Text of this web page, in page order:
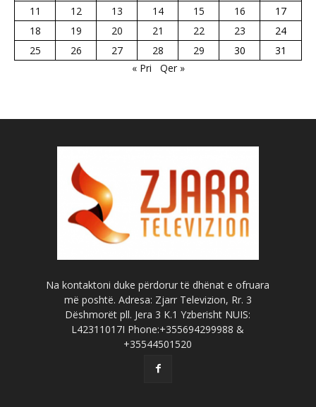
11
12 13 14 15 16
17
18
19 20 21 22 23
24
25
26 27 28 29 30
31
« Pri
Qer »
Na kontaktoni duke përdorur të dhënat e ofruara
më poshtë. Adresa: Zjarr Televizion, Rr. 3
Dëshmorët pll. Jera 3 K.1 Yzberisht NUIS:
L42311017I Phone:+355694299988 &
+35544501520